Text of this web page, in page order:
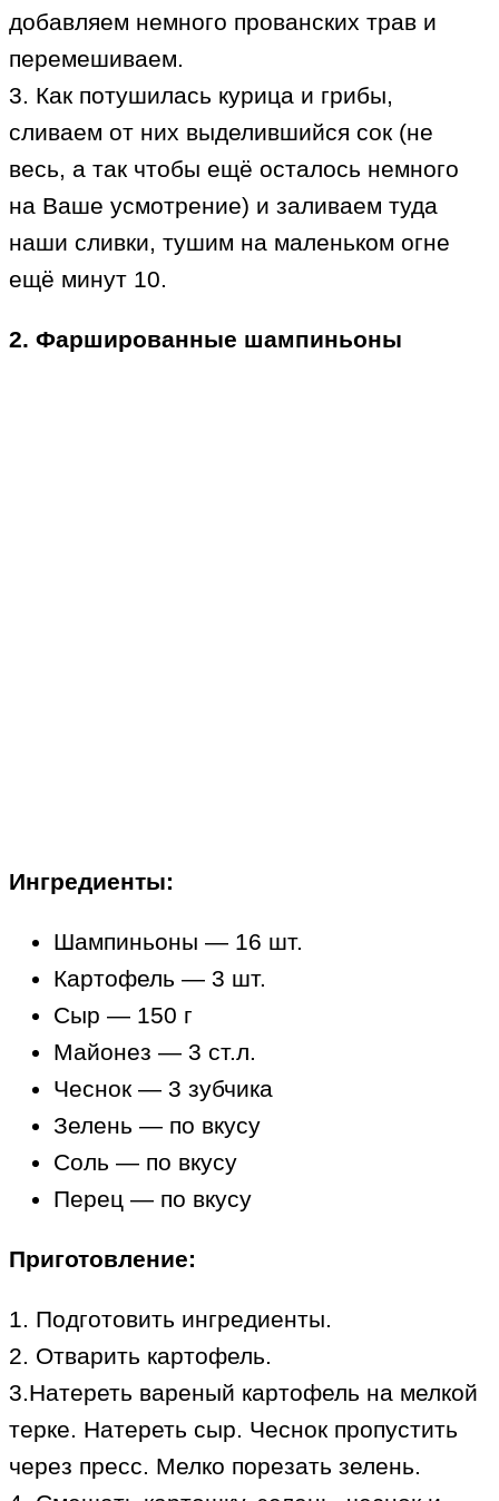
добавляем немного прованских трав и
перемешиваем.
3. Как потушилась курица и грибы,
сливаем от них выделившийся сок (не
весь, а так чтобы ещё осталось немного
на Ваше усмотрение) и заливаем туда
наши сливки, тушим на маленьком огне
ещё минут 10.
2. Фаршированные шампиньоны
Ингредиенты:
Шампиньоны — 16 шт.
Картофель — 3 шт.
Сыр — 150 г
Майонез — 3 ст.л.
Чеснок — 3 зубчика
Зелень — по вкусу
Соль — по вкусу
Перец — по вкусу
Приготовление:
1. Подготовить ингредиенты.
2. Отварить картофель.
3.Натереть вареный картофель на мелкой
терке. Натереть сыр. Чеснок пропустить
через пресс. Мелко порезать зелень.